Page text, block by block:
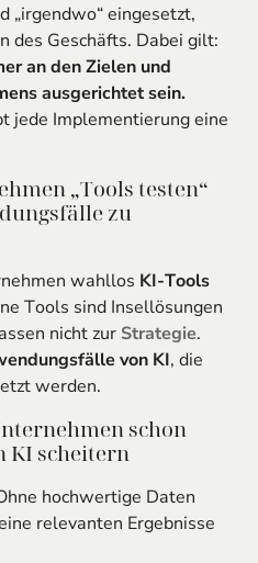
„irgendwo“ eingesetzt,
des Geschäfts. Dabei gilt:
an den Zielen und
ausgerichtet sein.
jede Implementierung eine
„Tools testen“
zu
wahllos KI-Tools
Tools sind Insellösungen
nicht zur Strategie.
von KI, die
werden.
schon
KI scheitern
hochwertige Daten
relevanten Ergebnisse